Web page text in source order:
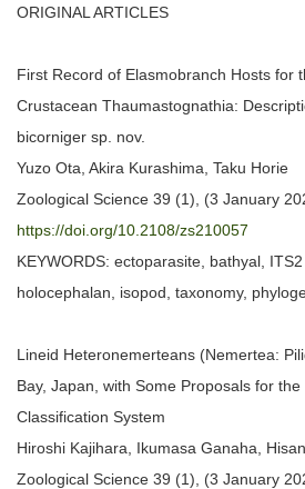
ORIGINAL ARTICLES
First Record of Elasmobranch Hosts for
Crustacean Thaumastognathia:
bicorniger sp. nov.
Yuzo Ota, Akira Kurashima, Taku Horie
Zoological Science 39 (1), (3 January
https://doi.org/10.2108/zs210057
KEYWORDS: ectoparasite, bathyal, ITS2
holocephalan, isopod, taxonomy,
Lineid Heteronemerteans (Nemertea:
Bay, Japan, with Some Proposals for
Classification System
Hiroshi Kajihara, Ikumasa Ganaha,
Zoological Science 39 (1), (3 January